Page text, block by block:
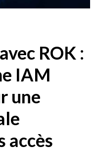
ROK :
IAM
une
accès